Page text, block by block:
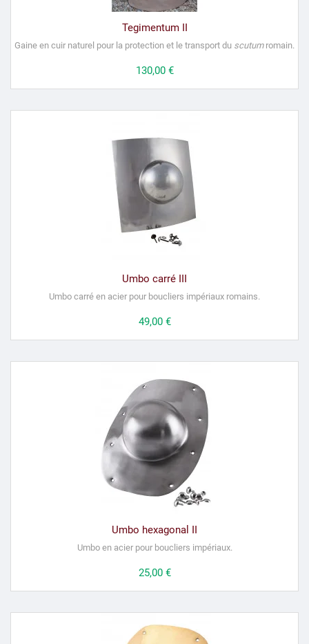
Tegimentum II
Gaine en cuir naturel pour la protection et le transport du scutumromain.
Prix
130,00 €
Umbo carré III
Umbo carré en acier pour boucliers impériaux romains.
Prix
49,00 €
Umbo hexagonal II
Umbo en acier pour boucliers impériaux.
Prix
25,00 €